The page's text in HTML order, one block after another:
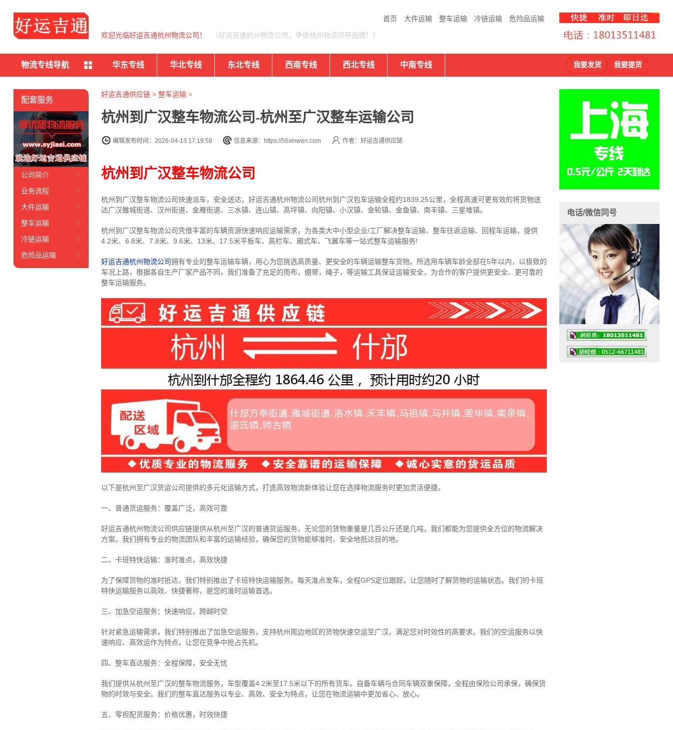
首页 大件运输 整车运输 冷链运输 危险品运输
欢迎光临好运吉通杭州物流公司！ （好运吉通杭州物流公司，争做杭州物流领导品牌！）
物流专线导航 华东专线 华北专线 东北专线 西南专线 西北专线 中南专线 我要发货 我要提货
好运吉通供应链> 整车运输>
杭州到广汉整车物流公司-杭州至广汉整车运输公司
编辑发布时间：2026-04-13 17:19:58 信息来源：https://56xinwen.com 作者：好运吉通供应链
杭州到广汉整车物流公司
杭州到广汉整车物流公司快速派车，安全送达， 好运吉通杭州物流公司杭州 到广汉包车运输全程约1839.25公里，全程高速可更有效的将货物送
达广汉雒城街道、汉州街道、金雁街道、三水镇、连山镇、高坪镇、向阳镇、小汉镇、金轮镇、金鱼镇、南丰镇、三星堆镇。
杭州到广汉整车物流公司凭借丰富的车辆资源快速响应运输需求，为各类大中小型企业/工厂解决整车运输、整车往返运输、回程车运输， 提供
4.2米、6.8米、7.8米、9.6米、13米、17.5米平板车、高栏车、厢式车、飞翼车等一站式整车运输服务!
好运吉通杭州物流公司拥有专业的整车运输车辆，用心为您挑选高质量、更安全的车辆运输整车货物。所选用车辆车龄全部在5年以内，以极致的
车况上路，根据各自生产厂家产品不同，我们准备了充足的雨布，绷带，绳子，等运输工具保证运输安全，为合作的客户提供更安全、更可靠的
整车运输服务。
以下是杭州至广汉货运公司提供的多元化运输方式，打造高效物流新体验让您在选择物流服务时更加灵活便捷。
一、普通货运服务：覆盖广泛，高效可靠
好运吉通杭州物流公司供应链提供从杭州至广汉的普通货运服务，无论您的货物重量是几百公斤还是几吨，我们都能为您提供全方位的物流解决
方案。我们拥有专业的物流团队和丰富的运输经验，确保您的货物能够准时、安全地抵达目的地。
二、卡班特快运输：准时准点，高效快捷
为了保障货物的准时抵达，我们特别推出了卡班特快运输服务。每天准点发车，全程GPS定位跟踪，让您随时了解货物的运输状态。我们的卡班
特快运输服务以高效、快捷著称，是您的准时运输首选。
三、加急空运服务：快速响应，跨越时空
针对紧急运输需求，我们特别推出了加急空运服务。支持杭州周边地区的货物快速空运至广汉，满足您对时效性的高要求。我们的空运服务以快
速响应、高效运作为特点，让您在竞争中抢占先机。
四、整车直达服务：全程保障，安全无忧
我们提供从杭州至广汉的整车物流服务，车型覆盖4.2米至17.5米以下的所有货车。自备车辆与合同车辆双重保障，全程由保险公司承保，确保货
物的时效与安全。我们的整车直达服务以专业、高效、安全为特点，让您在物流运输中更加省心、放心。
五、零担配货服务：价格优惠，时效快捷
配套服务
公司简介
业务流程
大件运输
整车运输
冷链运输
危险品运输
电话/微信同号